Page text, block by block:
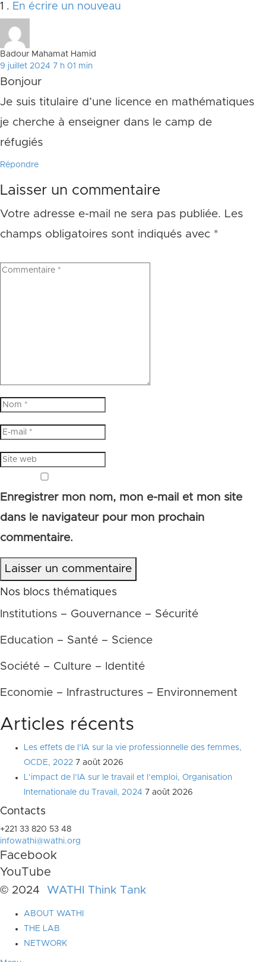
1 Commentaire
. En écrire un nouveau
Badour Mahamat Hamid
9 juillet 2024 7 h 01 min
Bonjour
Je suis titulaire d’une licence en mathématiques
je cherche à enseigner dans le camp de
réfugiés
Répondre
Laisser un commentaire
Votre adresse e-mail ne sera pas publiée. Les
champs obligatoires sont indiqués avec *
Enregistrer mon nom, mon e-mail et mon site
dans le navigateur pour mon prochain
commentaire.
Laisser un commentaire
Nos blocs thématiques
Institutions – Gouvernance – Sécurité
Education – Santé – Science
Société – Culture – Identité
Economie – Infrastructures – Environnement
Articles récents
Les effets de l’IA sur la vie professionnelle des femmes,
OCDE, 2022 7 août 2026
L’impact de l’IA sur le travail et l’emploi, Organisation
Internationale du Travail, 2024 7 août 2026
Contacts
+221 33 820 53 48
infowathi@wathi.org
Facebook
YouTube
© 2024 WATHI Think Tank
ABOUT WATHI
THE LAB
NETWORK